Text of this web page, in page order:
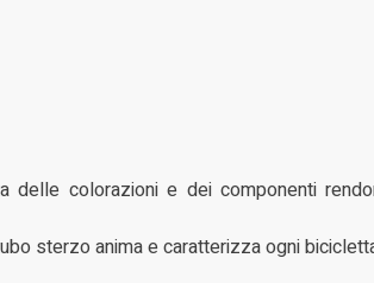
delle colorazioni e dei componenti
sterzo anima e caratterizza ogni